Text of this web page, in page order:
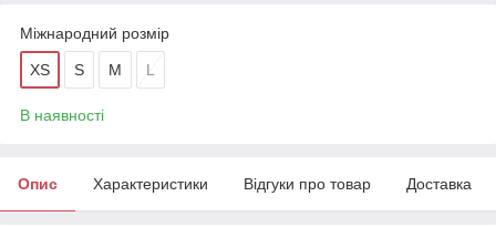
Міжнародний розмір
XS S M L
В наявності
Опис Характеристики Відгуки про товар Доставка